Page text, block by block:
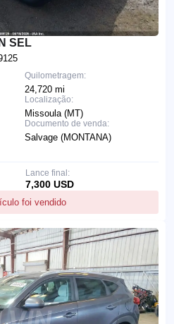
SEL
Quilometragem:
24,720 mi
Localização:
Missoula (MT)
Documento de venda:
Salvage (MONTANA)
foi vendido
Lance final:
7,300 USD